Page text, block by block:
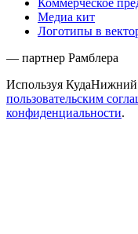
Коммерческое
Медиа кит
Логотипы в
— партнер Рамблера
Используя КудаНижний
пользовательским
конфиденциальности.